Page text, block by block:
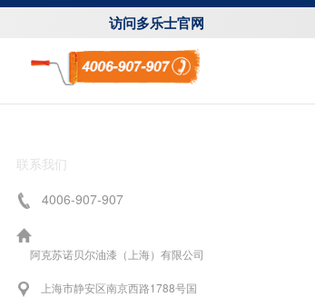
访问多乐士官网
联系我们
4006-907-907
阿克苏诺贝尔油漆（上海）有限公司
上海市静安区南京西路1788号国